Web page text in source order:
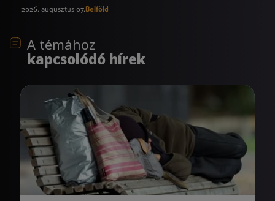
2026. augusztus 07.Belföld
A témához
kapcsolódó hírek